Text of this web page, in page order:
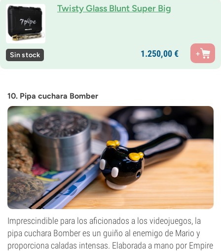
Twisty Glass Blunt Super Big
Sin stock 1.250,00€
10. Pipa cuchara Bomber
Imprescindible para los aficionados a los videojuegos, la
pipa cuchara Bomber es un guiño al enemigo de Mario y
proporciona caladas intensas. Elaborada a mano por Empire